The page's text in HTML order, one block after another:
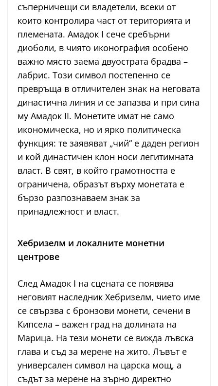
съперничещи си владетели, всеки от
които контролира част от територията и
племената. Амадок I сече сребърни
диоболи, в чиято иконография особено
важно място заема двуострата брадва –
лабрис. Този символ постепенно се
превръща в отличителен знак на неговата
династична линия и се запазва и при сина
му Амадок II. Монетите имат не само
икономическа, но и ярко политическа
функция: те заявяват „чий“ е даден регион
и кой династичен клон носи легитимната
власт. В свят, в който грамотността е
ограничена, образът върху монетата е
бързо разпознаваем знак за
принадлежност и власт.
Хебризелм и локалните монетни
центрове
След Амадок I на сцената се появява
неговият наследник Хебризелм, чието име
се свързва с бронзови монети, сечени в
Кипсела – важен град на долината на
Марица. На тези монети се вижда лъвска
глава и съд за мерене на жито. Лъвът е
универсален символ на царска мощ, а
съдът за мерене на зърно директно